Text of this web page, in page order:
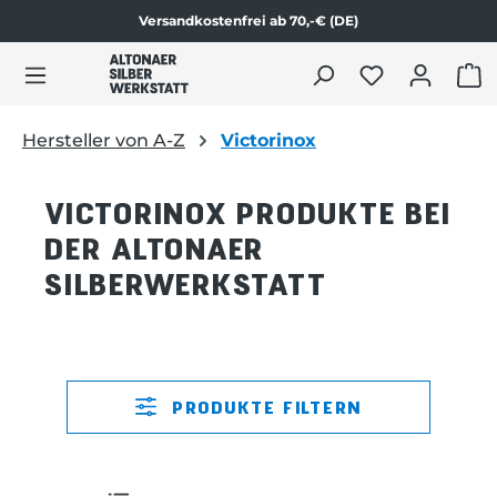
Versandkostenfrei ab 70,-€ (DE)
Hersteller von A-Z Victorinox
VICTORINOX PRODUKTE BEI
DER ALTONAER
SILBERWERKSTATT
PRODUKTE FILTERN